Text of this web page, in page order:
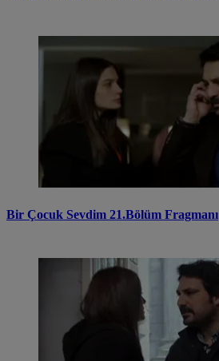
Bir Çocuk Sevdim 21.Bölüm Fragmanı